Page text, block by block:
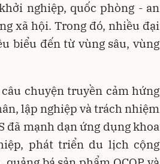
nghiệp, quốc phòng - an
xã hội. Trong đó, nhiều đại
biểu đến từ vùng sâu, vùng
chuyện truyền cảm hứng
lập nghiệp và trách nhiệm
đã mạnh dạn ứng dụng khoa
phát triển du lịch cộng